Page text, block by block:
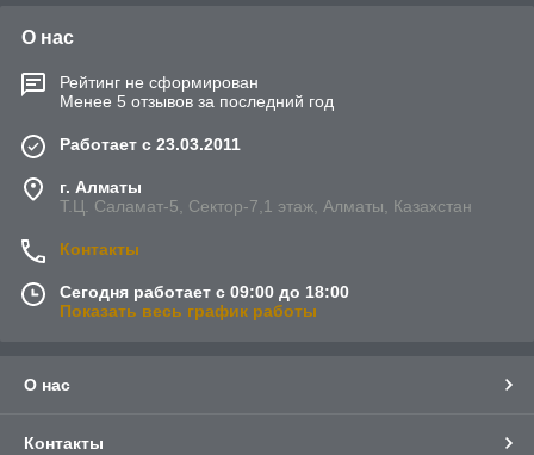
О нас
Рейтинг не сформирован
Менее 5 отзывов за последний год
Работает с 23.03.2011
г. Алматы
Т.Ц. Саламат-5, Cектор-7,1 этаж, Алматы, Казахстан
Контакты
Сегодня работает с 09:00 до 18:00
Показать весь график работы
О нас
Контакты